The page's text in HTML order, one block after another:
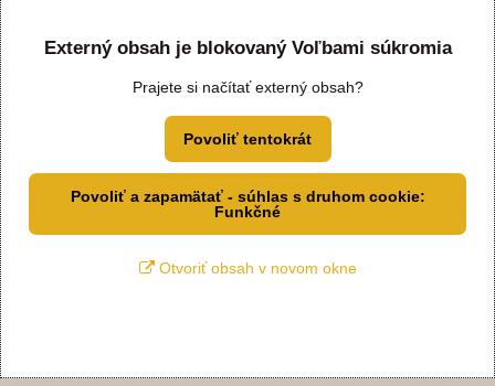
Externý obsah je blokovaný Voľbami súkromia
Prajete si načítať externý obsah?
Povoliť tentokrát
Povoliť a zapamätať - súhlas s druhom cookie:
Funkčné
Otvoriť obsah v novom okne